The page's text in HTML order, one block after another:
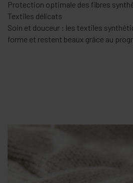
Laver et sécher deux qualités de
Automatic Plus
Pour du linge mixte : Vous pouvez
charge du linge en coton avec du